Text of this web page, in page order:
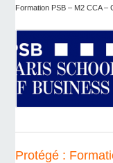
Formation PSB – M2 CCA –
Protégé :